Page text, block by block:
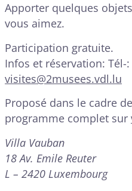
Apporter quelques
vous aimez.
Participation gratuite.
Infos et réservation: Tél-:
visites@2musees.vdl.lu
Proposé dans le cadre
programme complet sur
Villa Vauban
18 Av. Emile Reuter
L – 2420 Luxembourg